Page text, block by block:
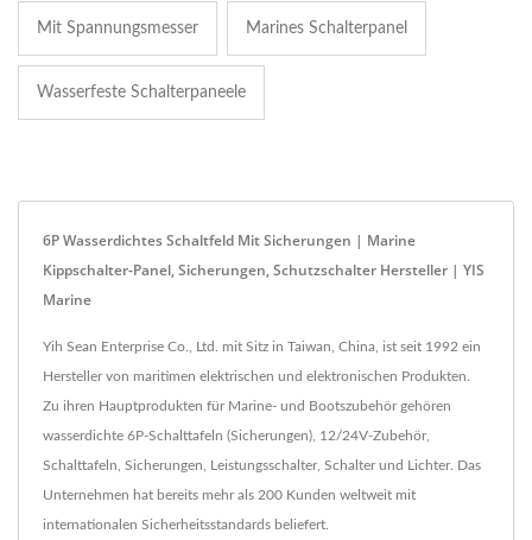
Mit Spannungsmesser Marines Schalterpanel
Wasserfeste Schalterpaneele
6P Wasserdichtes Schaltfeld Mit Sicherungen | Marine
Kippschalter-Panel, Sicherungen, Schutzschalter Hersteller | YIS
Marine
Yih Sean Enterprise Co., Ltd. mit Sitz in Taiwan, China, ist seit 1992 ein
Hersteller von maritimen elektrischen und elektronischen Produkten.
Zu ihren Hauptprodukten für Marine- und Bootszubehör gehören
wasserdichte 6P-Schalttafeln (Sicherungen), 12/24V-Zubehör,
Schalttafeln, Sicherungen, Leistungsschalter, Schalter und Lichter. Das
Unternehmen hat bereits mehr als 200 Kunden weltweit mit
internationalen Sicherheitsstandards beliefert.